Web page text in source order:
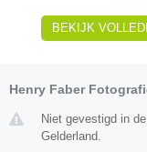
BEKIJK
Henry Faber
Niet gevestigd in
Gelderland.